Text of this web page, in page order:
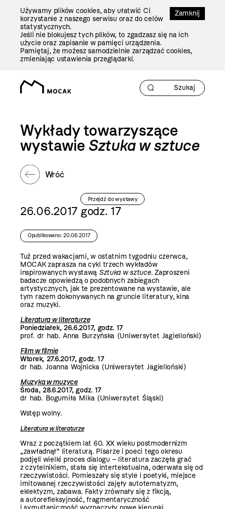
Zamknij
Używamy plików cookies, aby ułatwić Ci
korzystanie z naszego serwisu oraz do celów
statystycznych.
Jeśli nie blokujesz tych plików, to zgadzasz się na ich
użycie oraz zapisanie w pamięci urządzenia.
Pamiętaj, że możesz samodzielnie zarządzać cookies,
zmieniając ustawienia przeglądarki.
Wykłady towarzyszące
wystawie Sztuka w sztuce
Wróć
Przejdź do wystawy
26.06.2017 godz. 17
Opublikowano: 20.06.2017
Tuż przed wakacjami, w ostatnim tygodniu czerwca,
MOCAK zaprasza na cykl trzech wykładów
inspirowanych wystawą Sztuka w sztuce. Zaproszeni
badacze opowiedzą o podobnych zabiegach
artystycznych, jak te prezentowane na wystawie, ale
tym razem dokonywanych na gruncie literatury, kina
oraz muzyki.
Literatura w literaturze
Poniedziałek, 26.6.2017, godz. 17
prof. dr hab. Anna Burzyńska (Uniwersytet Jagielloński)
Film w filmie
Wtorek, 27.6.2017, godz. 17
dr hab. Joanna Wojnicka (Uniwersytet Jagielloński)
Muzyka w muzyce
Środa, 28.6.2017, godz. 17
dr hab. Bogumiła Mika (Uniwersytet Śląski)
Wstęp wolny.
Literatura w literaturze
Wraz z początkiem lat 60. XX wieku postmodernizm
„zawładnął” literaturą. Pisarze i poeci tego okresu
podjęli wielki proces dialogu – literatura zaczęła grać
z czytelnikiem, stała się intertekstualna, oderwała się od
rzeczywistości. Pomieszały się style i poetyki, miejsce
imitowanej rzeczywistości zajęły autotematyzm,
eklektyzm, zabawa. Fakty zrównały się z fikcją,
a autorefleksyjność, fragmentaryczność